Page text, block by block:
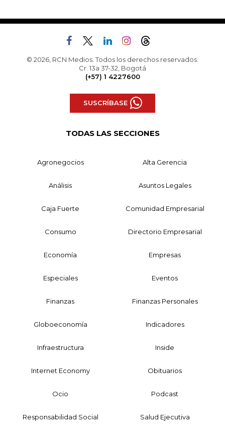
© 2026, RCN Medios. Todos los derechos reservados.
Cr. 13a 37-32, Bogotá
(+57) 1 4227600
SUSCRÍBASE
TODAS LAS SECCIONES
Agronegocios Alta Gerencia
Análisis Asuntos Legales
Caja Fuerte Comunidad Empresarial
Consumo Directorio Empresarial
Economía Empresas
Especiales Eventos
Finanzas Finanzas Personales
Globoeconomía Indicadores
Infraestructura Inside
Internet Economy Obituarios
Ocio Podcast
Responsabilidad Social Salud Ejecutiva